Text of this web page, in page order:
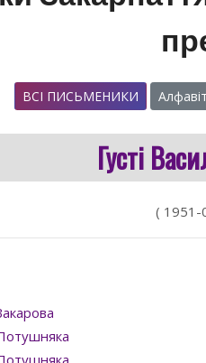
ВСІ ПИСЬМЕНИКИ
Густі
( 1951-